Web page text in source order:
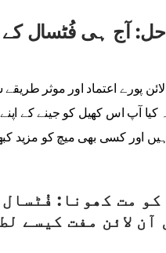
آج ہی فُٹسال کے
پورے اعتماد اور موثر
آپ اس کھیل کو جینے کے اپنے
ہیں اور کسی بھی میچ کو مزید
مت کھونا: فُٹسال
آن لائن مفت کیسے